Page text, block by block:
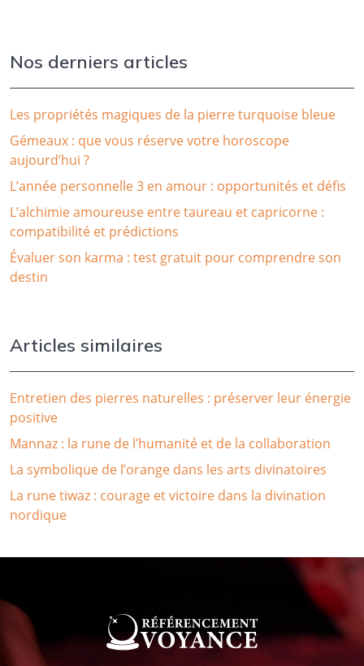
Nos derniers articles
Les propriétés magiques de la pierre turquoise bleue
Gémeaux : que vous réserve votre horoscope
aujourd’hui ?
L’année personnelle 3 en amour : opportunités et défis
L’alchimie amoureuse entre taureau et capricorne :
compatibilité et prédictions
Évaluer son karma : test gratuit pour comprendre son
destin
Articles similaires
Entretien des pierres naturelles : préserver leur énergie
positive
Mannaz : la rune de l’humanité et de la collaboration
La symbolique de l’orange dans les arts divinatoires
La rune tiwaz : courage et victoire dans la divination
nordique